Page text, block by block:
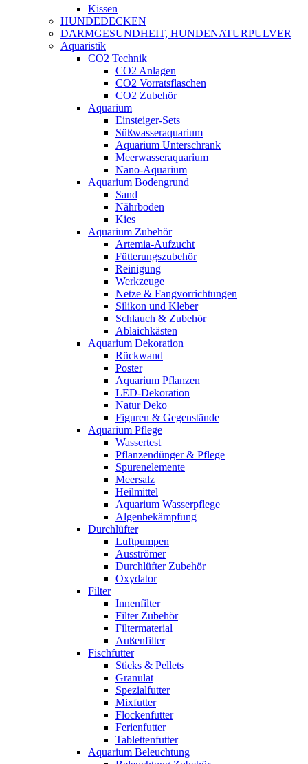
Kissen
HUNDEDECKEN
DARMGESUNDHEIT, HUNDENATURPULVER
Aquaristik
CO2 Technik
CO2 Anlagen
CO2 Vorratsflaschen
CO2 Zubehör
Aquarium
Einsteiger-Sets
Süßwasseraquarium
Aquarium Unterschrank
Meerwasseraquarium
Nano-Aquarium
Aquarium Bodengrund
Sand
Nährboden
Kies
Aquarium Zubehör
Artemia-Aufzucht
Fütterungszubehör
Reinigung
Werkzeuge
Netze & Fangvorrichtungen
Silikon und Kleber
Schlauch & Zubehör
Ablaichkästen
Aquarium Dekoration
Rückwand
Poster
Aquarium Pflanzen
LED-Dekoration
Natur Deko
Figuren & Gegenstände
Aquarium Pflege
Wassertest
Pflanzendünger & Pflege
Spurenelemente
Meersalz
Heilmittel
Aquarium Wasserpflege
Algenbekämpfung
Durchlüfter
Luftpumpen
Ausströmer
Durchlüfter Zubehör
Oxydator
Filter
Innenfilter
Filter Zubehör
Filtermaterial
Außenfilter
Fischfutter
Sticks & Pellets
Granulat
Spezialfutter
Mixfutter
Flockenfutter
Ferienfutter
Tablettenfutter
Aquarium Beleuchtung